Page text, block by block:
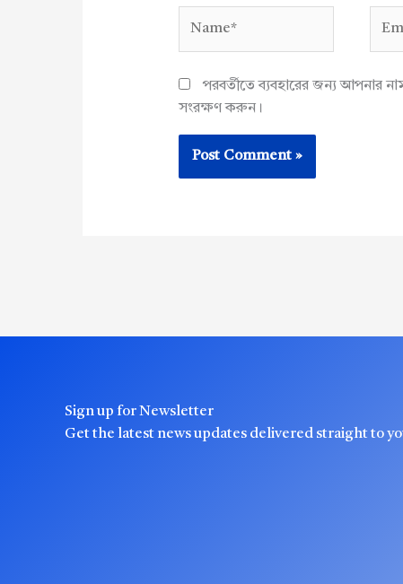
পরবর্তীতে ব্যবহারের জন্য আপনার
সংরক্ষণ করুন।
Sign up for Newsletter
Get the latest news updates delivered straight to